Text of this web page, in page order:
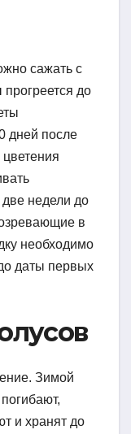
сажать с
до
дней после
недели до
в
необходимо
даты первых
Зимой
и хранят до